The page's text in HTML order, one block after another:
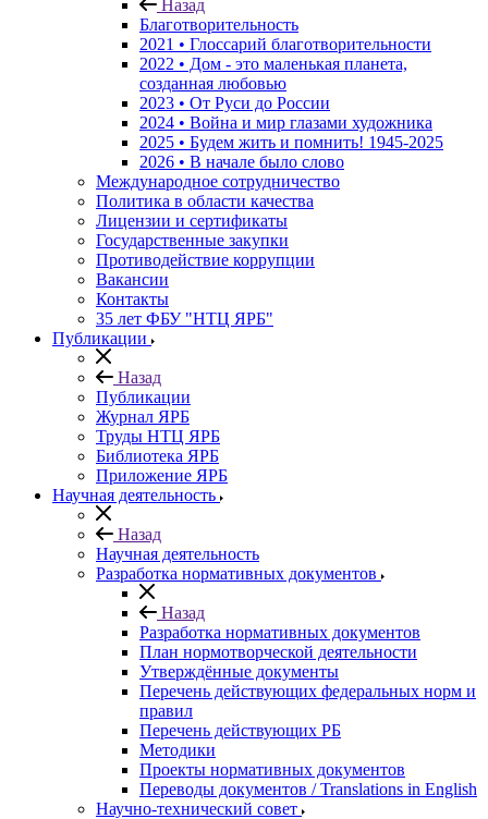
Назад
Благотворительность
2021 • Глоссарий благотворительности
2022 • Дом - это маленькая планета,
созданная любовью
2023 • От Руси до России
2024 • Война и мир глазами художника
2025 • Будем жить и помнить! 1945-2025
2026 • В начале было слово
Международное сотрудничество
Политика в области качества
Лицензии и сертификаты
Государственные закупки
Противодействие коррупции
Вакансии
Контакты
35 лет ФБУ "НТЦ ЯРБ"
Публикации
Назад
Публикации
Журнал ЯРБ
Труды НТЦ ЯРБ
Библиотека ЯРБ
Приложение ЯРБ
Научная деятельность
Назад
Научная деятельность
Разработка нормативных документов
Назад
Разработка нормативных документов
План нормотворческой деятельности
Утверждённые документы
Перечень действующих федеральных норм и
правил
Перечень действующих РБ
Методики
Проекты нормативных документов
Переводы документов / Translations in English
Научно-технический совет